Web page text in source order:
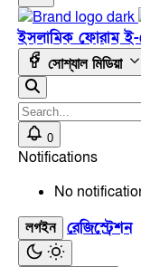
ইসলামিক ফোরাম
সোশ্যাল মিডিয়া
0
Notifications
No
লগইন রেজিস্ট্রেশন